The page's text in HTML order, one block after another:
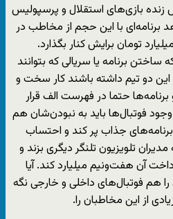
زنده بازی‌های استقلال و پرسپولیس
برنامه‌ای با این حجم از مخاطب در
تومان برایش کنار بگذارد.
ساختن برنامه یا سریالی که بتوانند
دو تیم داشته باشند کار سخت و
حتما در فهرست الف قرار
فوتبال‌ها باید به نبودن‌شان هم
بازی را باید برنامه‌های جذاب پر کند و احتساب
تلویزیون تلنگر دیگری بزند و
آن هفت‌ونیم میلیارد کند. آیا
هم فوتبال‌های داخلی و خارجی نگه
از این مخاطبان را.